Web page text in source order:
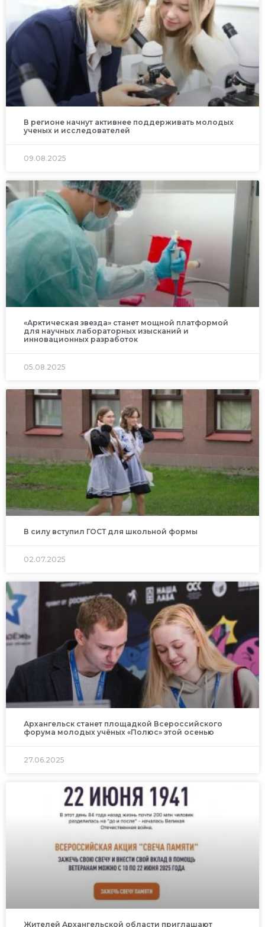
В регионе начнут активнее поддерживать молодых
ученых и исследователей
09.08.2025
«Арктическая звезда» станет мощной платформой
для научных лабораторных изысканий и
инновационных разработок
05.08.2025
В силу вступил ГОСТ для школьной формы
02.07.2025
Архангельск станет площадкой Всероссийского
форума молодых учёных «Полюс» этой осенью
27.06.2025
Жителей Архангельской области приглашают